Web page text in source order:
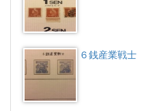
６銭産業戦士